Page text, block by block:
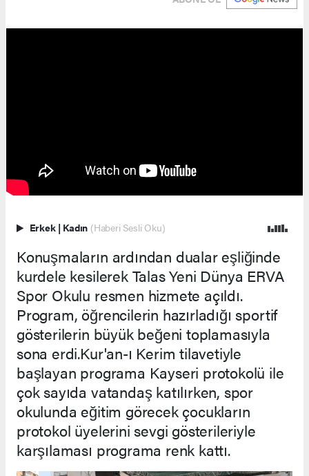
Erkek | Kadın (Haberi Sesli Oku)
Konuşmaların ardından dualar eşliğinde
kurdele kesilerek Talas Yeni Dünya ERVA
Spor Okulu resmen hizmete açıldı.
Program, öğrencilerin hazırladığı sportif
gösterilerin büyük beğeni toplamasıyla
sona erdi.Kur'an-ı Kerim tilavetiyle
başlayan programa Kayseri protokolü ile
çok sayıda vatandaş katılırken, spor
okulunda eğitim görecek çocukların
protokol üyelerini sevgi gösterileriyle
karşılaması programa renk kattı.